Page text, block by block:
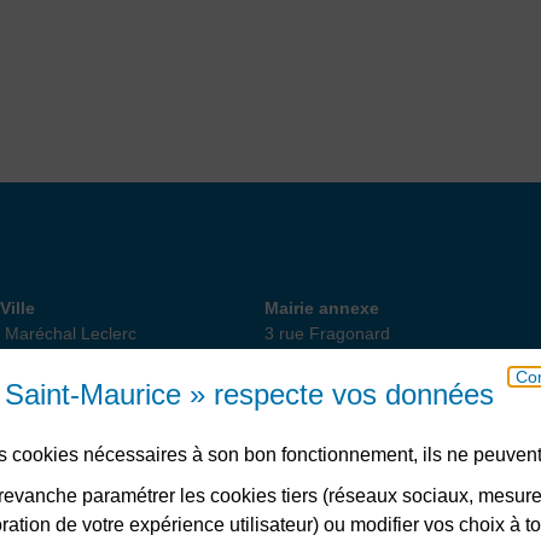
Maurice » respecte vos données
cookies nécessaires à son bon fonctionnement, ils ne
paramétrer les cookies tiers (réseaux sociaux,
de votre expérience utilisateur) ou modifier vos choix à
Ville
Maréchal Leclerc
82 10
Annexe
Mairie annexe
3 rue Fragonard
01 49 76 47 55